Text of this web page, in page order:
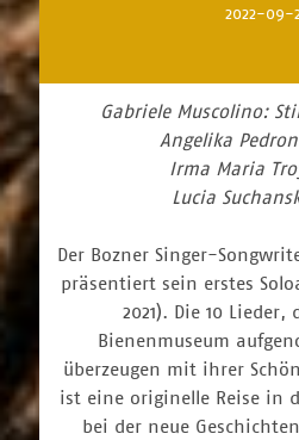
2022-09-
Gabriele Muscolino:
Angelika
Irma Maria
Lucia
Der Bozner Singer-
präsentiert sein erstes
2021). Die 10
Bienenmuseum
überzeugen mit ihrer
ist eine originelle Reise in
bei der neue